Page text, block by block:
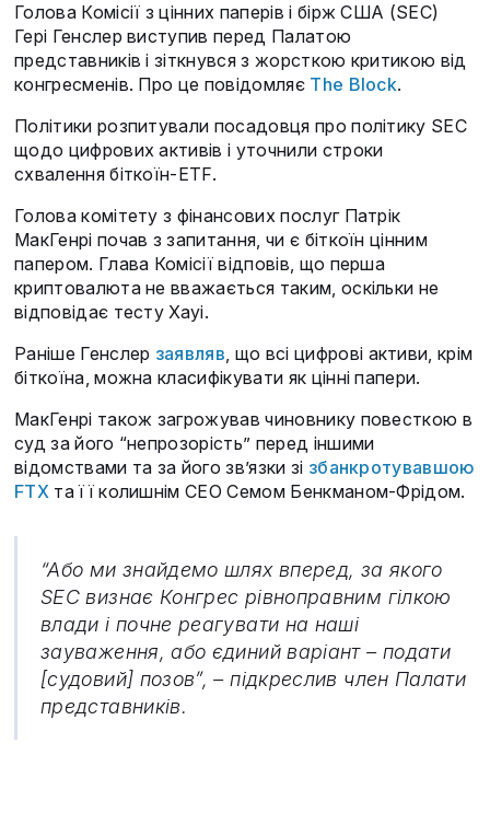
Голова Комісії з цінних паперів і бірж США (SEC)
Гері Генслер виступив перед Палатою
представників і зіткнувся з жорсткою критикою від
конгресменів. Про це повідомляє The Block.
Політики розпитували посадовця про політику SEC
щодо цифрових активів і уточнили строки
схвалення біткоїн-ETF.
Голова комітету з фінансових послуг Патрік
МакГенрі почав з запитання, чи є біткоїн цінним
папером. Глава Комісії відповів, що перша
криптовалюта не вважається таким, оскільки не
відповідає тесту Хауі.
Раніше Генслер заявляв, що всі цифрові активи, крім
біткоїна, можна класифікувати як цінні папери.
МакГенрі також загрожував чиновнику повесткою в
суд за його “непрозорість” перед іншими
відомствами та за його зв’язки зі збанкротувавшою
FTXта її колишнім CEO Семом Бенкманом-Фрідом.
“Або ми знайдемо шлях вперед, за якого
SEC визнає Конгрес рівноправним гілкою
влади і почне реагувати на наші
зауваження, або єдиний варіант – подати
[судовий] позов”, – підкреслив член Палати
представників.